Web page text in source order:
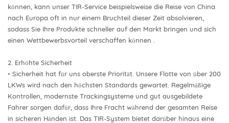
können, kann unser TIR-Service beispielsweise die Reise von China
nach Europa oft in nur einem Bruchteil dieser Zeit absolvieren,
sodass Sie Ihre Produkte schneller auf den Markt bringen und sich
einen Wettbewerbsvorteil verschaffen können .
2. Erhöhte Sicherheit
• Sicherheit hat für uns oberste Priorität. Unsere Flotte von über 200
LKWs wird nach den höchsten Standards gewartet. Regelmäßige
Kontrollen, modernste Trackingsysteme und gut ausgebildete
Fahrer sorgen dafür, dass Ihre Fracht während der gesamten Reise
in sicheren Händen ist. Das TIR-System bietet darüber hinaus eine